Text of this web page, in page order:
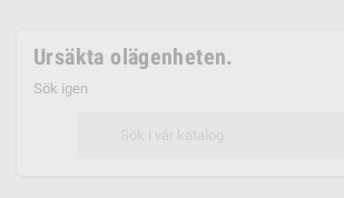
Ursäkta olägenheten.
Sök igen